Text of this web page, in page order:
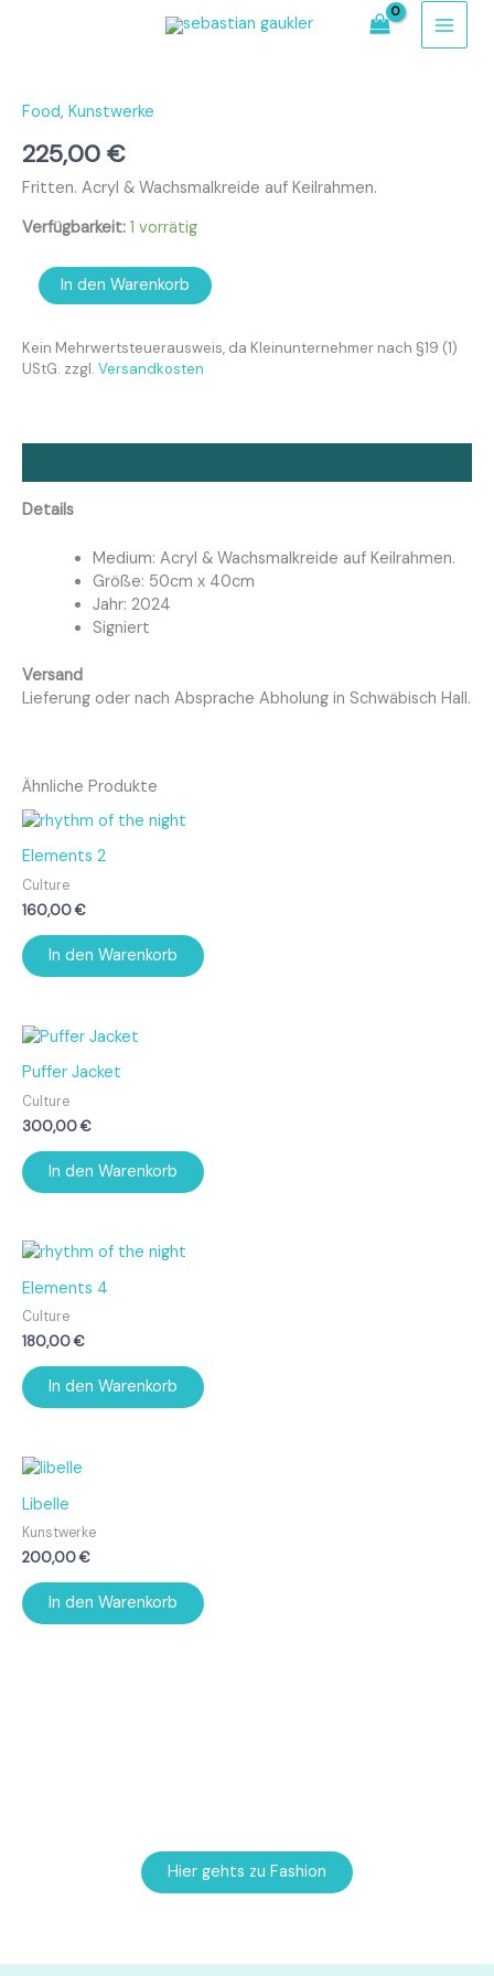
Food, Kunstwerke
225,00 €
Fritten. Acryl & Wachsmalkreide auf Keilrahmen.
Verfügbarkeit: 1 vorrätig
In den Warenkorb
Kein Mehrwertsteuerausweis, da Kleinunternehmer nach §19 (1)
UStG. zzgl. Versandkosten
Details
Medium: Acryl & Wachsmalkreide auf Keilrahmen.
Größe: 50cm x 40cm
Jahr: 2024
Signiert
Versand
Lieferung oder nach Absprache Abholung in Schwäbisch Hall.
Ähnliche Produkte
Elements 2
Culture
160,00€
In den Warenkorb
Puffer Jacket
Culture
300,00€
In den Warenkorb
Elements 4
Culture
180,00€
In den Warenkorb
Libelle
Kunstwerke
200,00€
In den Warenkorb
Hier gehts zu Fashion